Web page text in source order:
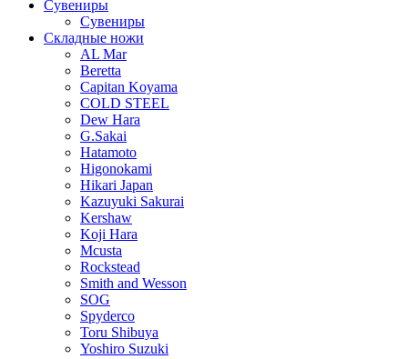
Сувениры
Сувениры
Складные ножи
AL Mar
Beretta
Capitan Koyama
COLD STEEL
Dew Hara
G.Sakai
Hatamoto
Higonokami
Hikari Japan
Kazuyuki Sakurai
Kershaw
Koji Hara
Mcusta
Rockstead
Smith and Wesson
SOG
Spyderco
Toru Shibuya
Yoshiro Suzuki